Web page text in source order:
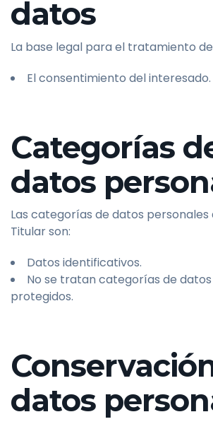
datos
La base legal para el tratamiento
El consentimiento del interesado.
Categorías
datos
Las categorías de datos
Titular son:
Datos identificativos.
No se tratan categorías de
protegidos.
datos